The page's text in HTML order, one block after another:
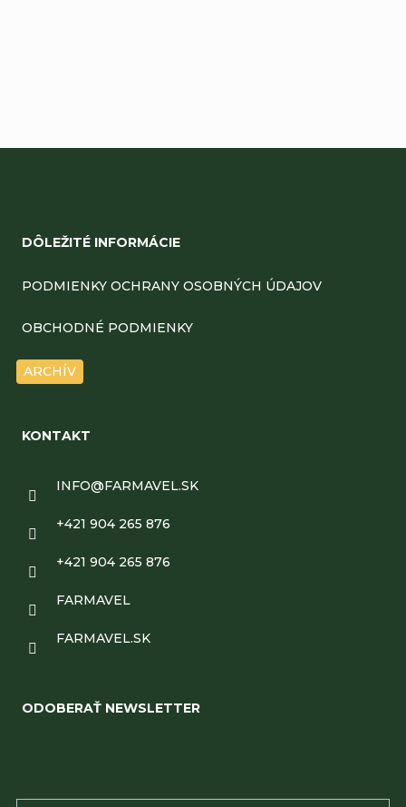
DÔLEŽITÉ INFORMÁCIE
PODMIENKY OCHRANY OSOBNÝCH ÚDAJOV
OBCHODNÉ PODMIENKY
ARCHÍV
KONTAKT
INFO@FARMAVEL.SK
+421 904 265 876
+421 904 265 876
FARMAVEL
FARMAVEL.SK
ODOBERAŤ NEWSLETTER